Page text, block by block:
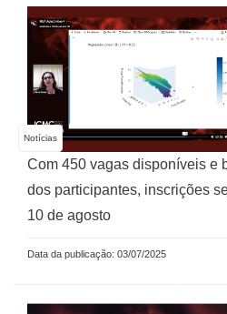
Notícias
Com 450 vagas disponíveis e
dos participantes, inscrições
10 de agosto
Data da publicação: 03/07/2025